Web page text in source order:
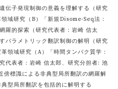
伝子発現制御の意義を理解する（研究
域研究（B）「新規Disome-Seq法：
羅的探索（研究代表者：岩崎 信太
パラメトリック翻訳制御の解明（研究
領域研究（A）「時間タンパク質学：
代表者：岩崎 信太郎、研究分担者: 池
標識による非典型局所翻訳の網羅解
型局所翻訳を包括的に解明する